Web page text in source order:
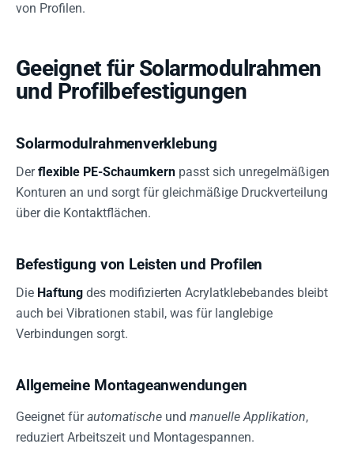
von Profilen.
Geeignet für Solarmodulrahmen
und Profilbefestigungen
Solarmodulrahmenverklebung
Derflexible PE-Schaumkern passt sich unregelmäßigen
Konturen an und sorgt für gleichmäßige Druckverteilung
über die Kontaktflächen.
Befestigung von Leisten und Profilen
Die Haftung des modifizierten Acrylatklebebandes bleibt
auch bei Vibrationen stabil, was für langlebige
Verbindungen sorgt.
Allgemeine Montageanwendungen
Geeignet fürautomatische und manuelle Applikation,
reduziert Arbeitszeit und Montagespannen.